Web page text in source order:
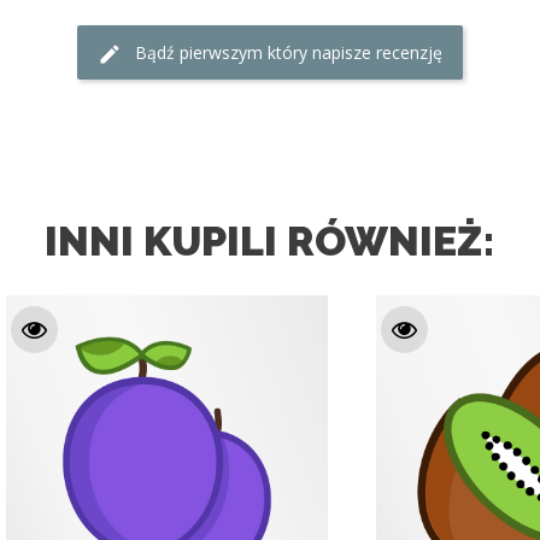
Bądź pierwszym który napisze recenzję
INNI KUPILI RÓWNIEŻ: